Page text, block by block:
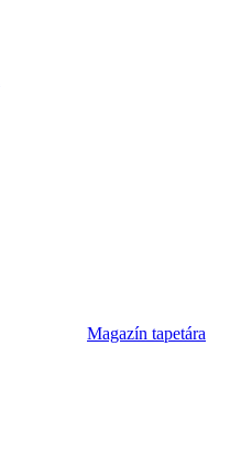
Magazín tapetára